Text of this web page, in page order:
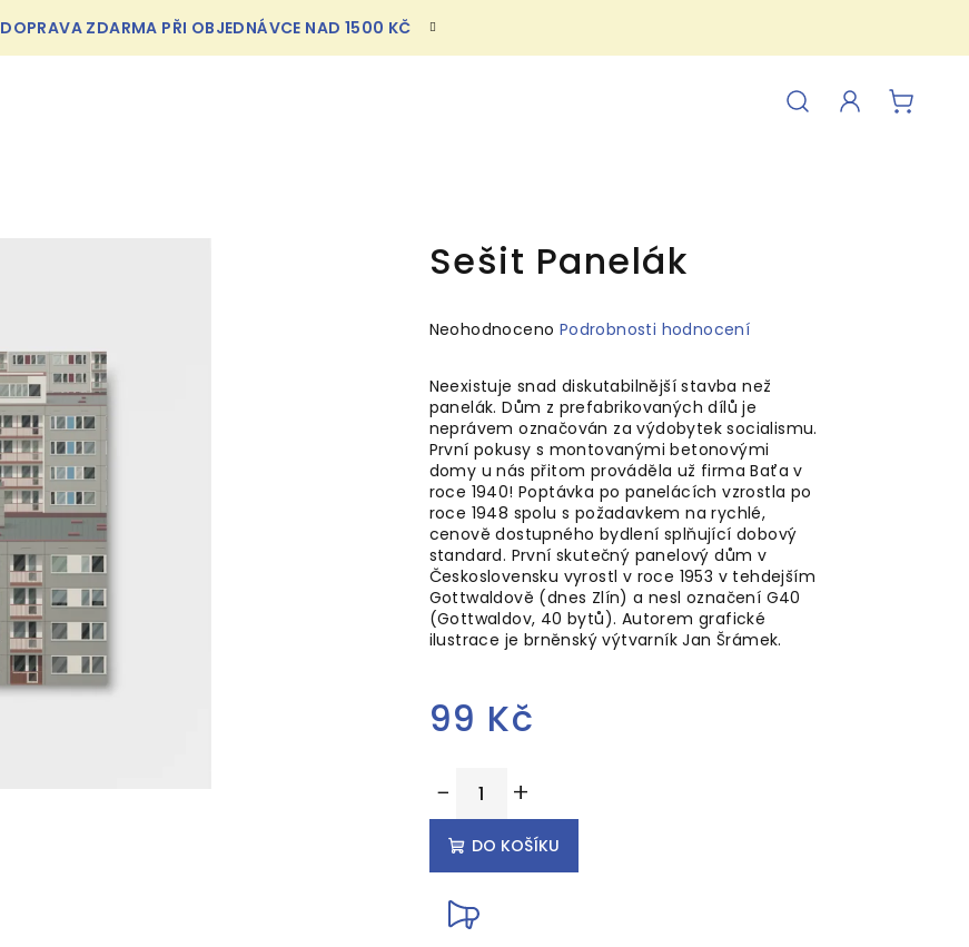
DOPRAVA ZDARMA PŘI OBJEDNÁVCE NAD 1500 KČ
Sešit Panelák
Průměrné
je
0,0
z
5
hvězdiček.
Neohodnoceno Podrobnosti hodnocení
Neexistuje snad diskutabilnější stavba než
panelák. Dům z prefabrikovaných dílů je
neprávem označován za výdobytek socialismu.
První pokusy s montovanými betonovými
domy u nás přitom prováděla už firma Baťa v
roce 1940! Poptávka po panelácích vzrostla po
roce 1948 spolu s požadavkem na rychlé,
cenově dostupného bydlení splňující dobový
standard. První skutečný panelový dům v
Československu vyrostl v roce 1953 v tehdejším
Gottwaldově (dnes Zlín) a nesl označení G40
(Gottwaldov, 40 bytů). Autorem grafické
ilustrace je brněnský výtvarník Jan Šrámek.
99 Kč
Měrná
cena:
+
−
DO KOŠÍKU